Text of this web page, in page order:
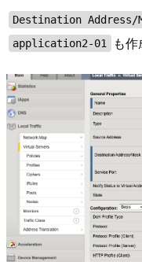
Destination Address/
application2-01 も作